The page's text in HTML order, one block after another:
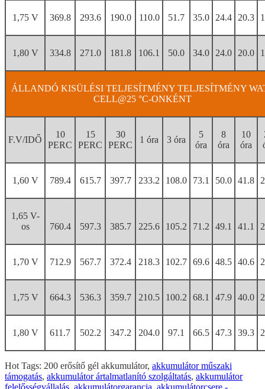
1,75 V 369.8 293.6 190.0 110.0 51.7 35.0 24.4 20.3
1,80 V 334.8 271.0 181.8 106.1 50.0 34.0 24.0 20.0
ÁLLANDÓ KISÜLÉSI TELJESÍTMÉNY TELJESÍTMÉNY
CELL@25 °C-ONKÉNT
F.V/IDŐ
10
PERC
15
PERC
30
PERC
1 óra 3 óra
5
óra
8
óra
10
óra
1,60 V 789.4 615.7 397.7 233.2 108.0 73.1 50.0 41.8
1,65 V-
os
760.4 597.3 385.7 225.6 105.2 71.2 49.1 41.1
1,70 V 712.9 567.7 372.4 218.3 102.7 69.6 48.5 40.6
1,75 V 664.3 536.3 359.7 210.5 100.2 68.1 47.9 40.0
1,80 V 611.7 502.2 347.2 204.0 97.1 66.5 47.3 39.3
Hot Tags: 200 erősítő gél akkumulátor, akkumulátor műszaki
támogatás, akkumulátor ártalmatlanító szolgáltatás, akkumulátor
felelősségvállalás, akkumulátorgarancia, akkumulátorcsere -